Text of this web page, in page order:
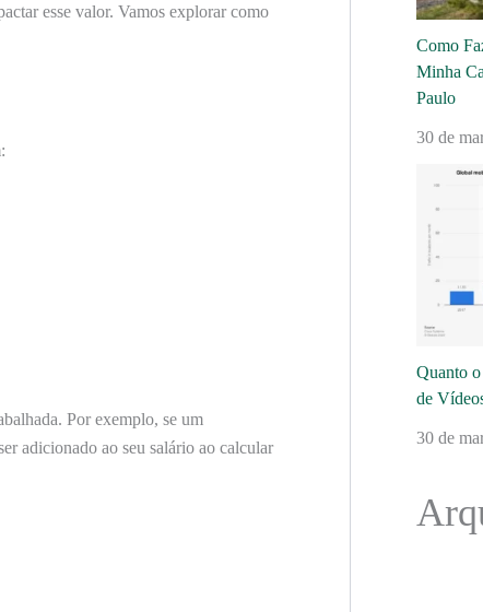
esse valor. Vamos explorar como
Por exemplo, se um
adicionado ao seu salário ao calcular
Como
Minha
Paulo
30 de
Quanto
de
30 de